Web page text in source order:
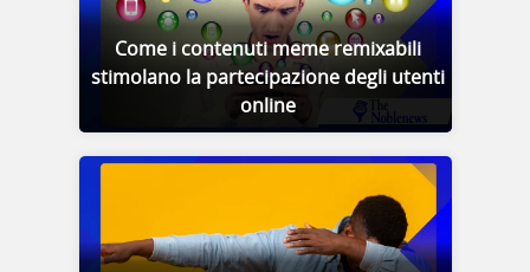
Come i contenuti meme remixabili
stimolano la partecipazione degli utenti
online